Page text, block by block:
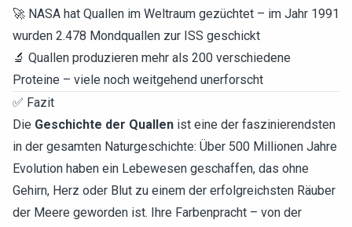
🚀 NASA hat Quallen im Weltraum gezüchtet – im Jahr 1991
wurden 2.478 Mondquallen zur ISS geschickt
🔬 Quallen produzieren mehr als 200 verschiedene
Proteine – viele noch weitgehend unerforscht
✅ Fazit
Die Geschichte der Quallen ist eine der faszinierendsten
in der gesamten Naturgeschichte: Über 500 Millionen Jahre
Evolution haben ein Lebewesen geschaffen, das ohne
Gehirn, Herz oder Blut zu einem der erfolgreichsten Räuber
der Meere geworden ist. Ihre Farbenpracht – von der